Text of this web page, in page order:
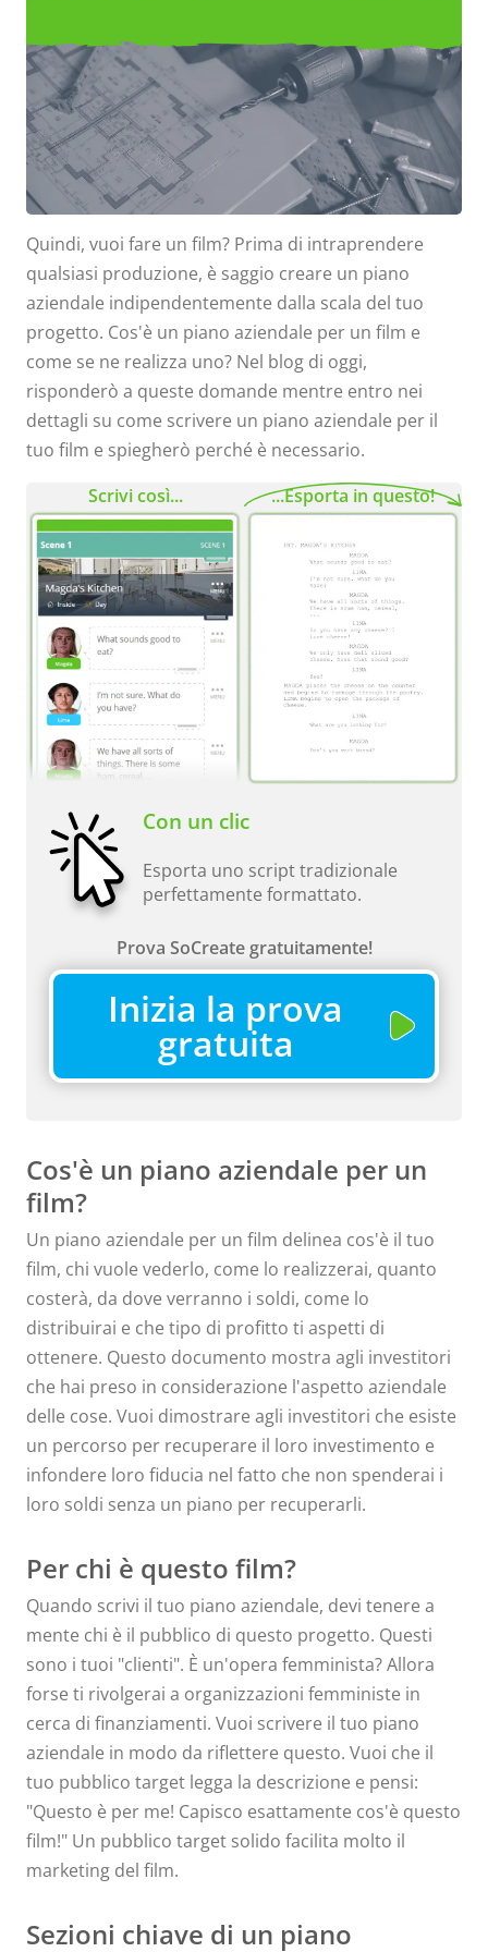
per il Tuo Film
Quindi, vuoi fare un film? Prima di intraprendere
qualsiasi produzione, è saggio creare un piano
aziendale indipendentemente dalla scala del tuo
progetto. Cos'è un piano aziendale per un film e
come se ne realizza uno? Nel blog di oggi,
risponderò a queste domande mentre entro nei
dettagli su come scrivere un piano aziendale per il
tuo film e spiegherò perché è necessario.
Con un clic
Esporta uno script tradizionale
perfettamente formattato.
Prova SoCreate gratuitamente!
Inizia la prova
gratuita
Scrivi così... ...Esporta in questo!
Cos'è un piano aziendale per un
film?
Un piano aziendale per un film delinea cos'è il tuo
film, chi vuole vederlo, come lo realizzerai, quanto
costerà, da dove verranno i soldi, come lo
distribuirai e che tipo di profitto ti aspetti di
ottenere. Questo documento mostra agli investitori
che hai preso in considerazione l'aspetto aziendale
delle cose. Vuoi dimostrare agli investitori che esiste
un percorso per recuperare il loro investimento e
infondere loro fiducia nel fatto che non spenderai i
loro soldi senza un piano per recuperarli.
Per chi è questo film?
Quando scrivi il tuo piano aziendale, devi tenere a
mente chi è il pubblico di questo progetto. Questi
sono i tuoi "clienti". È un'opera femminista? Allora
forse ti rivolgerai a organizzazioni femministe in
cerca di finanziamenti. Vuoi scrivere il tuo piano
aziendale in modo da riflettere questo. Vuoi che il
tuo pubblico target legga la descrizione e pensi:
"Questo è per me! Capisco esattamente cos'è questo
film!" Un pubblico target solido facilita molto il
marketing del film.
Sezioni chiave di un piano